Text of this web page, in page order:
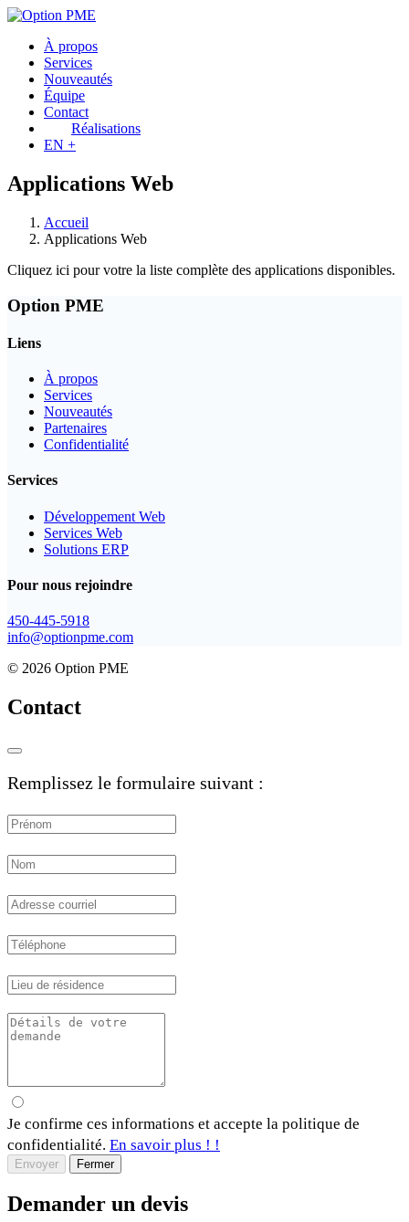
À propos
Services
Nouveautés
Équipe
Contact
Réalisations
EN +
Applications Web
Accueil
Applications Web
Cliquez ici pour votre la liste complète des applications disponibles.
Option PME
Liens
À propos
Services
Nouveautés
Partenaires
Confidentialité
Services
Développement Web
Services Web
Solutions ERP
Pour nous rejoindre
450-445-5918
info@optionpme.com
© 2026 Option PME
Contact
Remplissez le formulaire suivant :
Je confirme ces informations et accepte la politique de
confidentialité. En savoir plus ! !
Envoyer Fermer
Demander un devis